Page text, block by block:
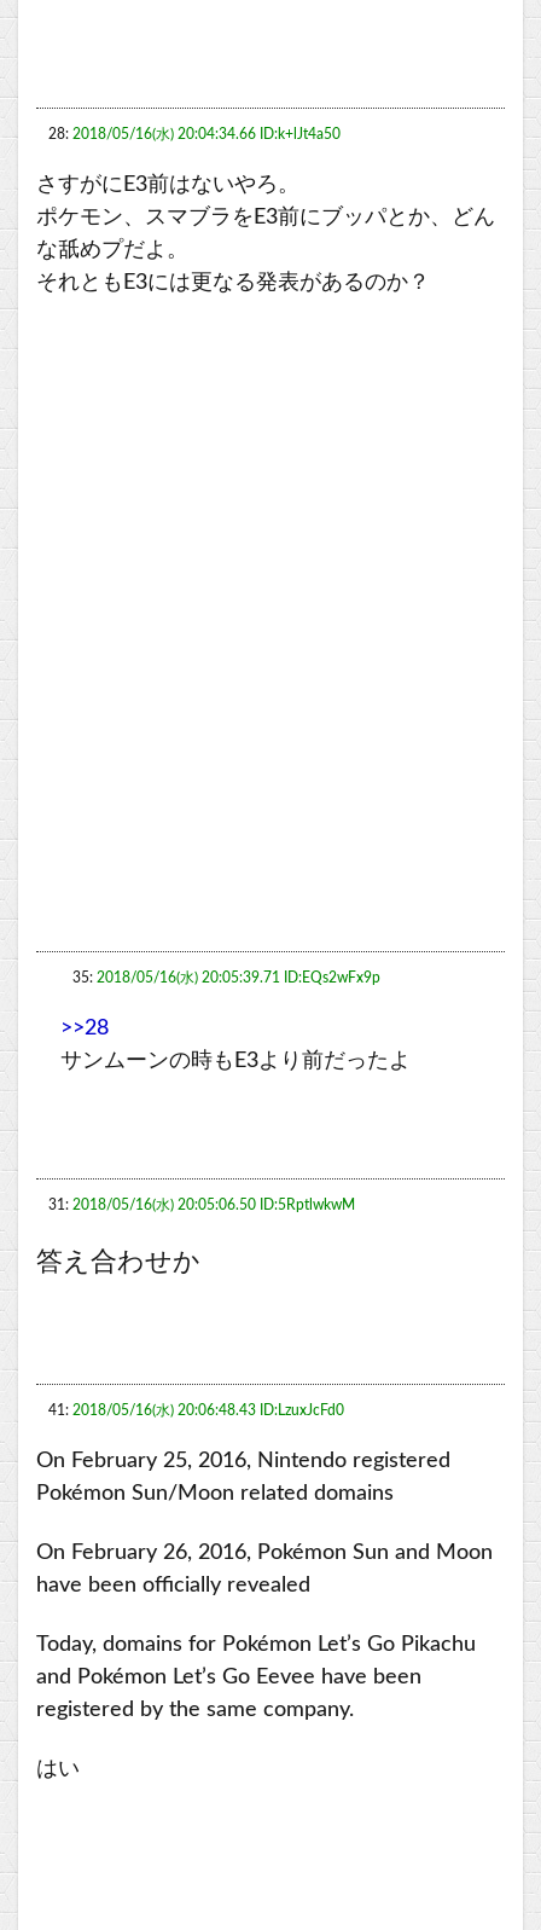
28: 2018/05/16(水) 20:04:34.66 ID:k+lJt4a50
さすがにE3前はないやろ。
ポケモン、スマブラをE3前にブッパとか、どん
な舐めプだよ。
それともE3には更なる発表があるのか？
35: 2018/05/16(水) 20:05:39.71 ID:EQs2wFx9p
>>28
サンムーンの時もE3より前だったよ
31: 2018/05/16(水) 20:05:06.50 ID:5RptlwkwM
答え合わせか
41: 2018/05/16(水) 20:06:48.43 ID:LzuxJcFd0
On February 25, 2016, Nintendo registered
Pokémon Sun/Moon related domains
On February 26, 2016, Pokémon Sun and Moon
have been officially revealed
Today, domains for Pokémon Let’s Go Pikachu
and Pokémon Let’s Go Eevee have been
registered by the same company.
はい